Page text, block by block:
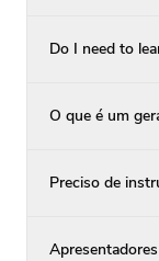
Do I need to
O que é um
Preciso de